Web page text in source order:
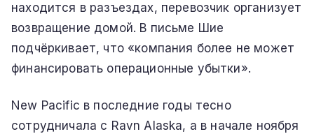
находится в разъездах, перевозчик организует
возвращение домой. В письме Шие
подчёркивает, что «компания более не может
финансировать операционные убытки».
New Pacific в последние годы тесно
сотрудничала с Ravn Alaska, а в начале ноября